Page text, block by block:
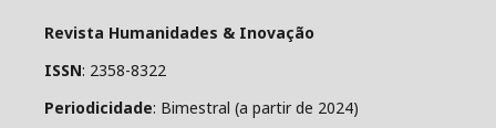
Revista Humanidades & Inovação
ISSN: 2358-8322
Periodicidade: Bimestral (a partir de 2024)